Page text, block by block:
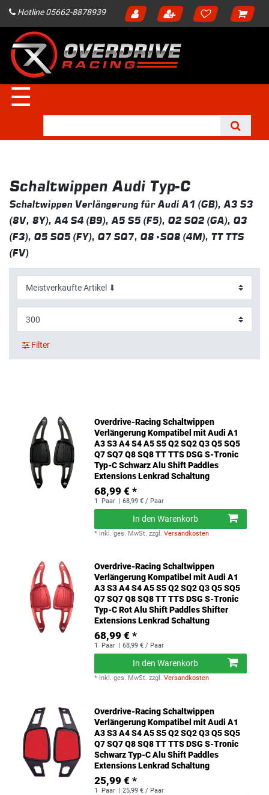
Hotline 05662-8878939
☰
Schaltwippen Audi Typ-C
Schaltwippen Verlängerung für Audi A1 (GB), A3 S3
(8V, 8Y), A4 S4 (B9), A5 S5 (F5), Q2 SQ2 (GA), Q3
(F3), Q5 SQ5 (FY), Q7 SQ7, Q8 SQ8 (4M), TT TTS
(FV)
Filter
Overdrive-Racing Schaltwippen
Verlängerung Kompatibel mit Audi A1
A3 S3 A4 S4 A5 S5 Q2 SQ2 Q3 Q5 SQ5
Q7 SQ7 Q8 SQ8 TT TTS DSG S-Tronic
Typ-C Schwarz Alu Shift Paddles
Extensions Lenkrad Schaltung
68,99 € *
1 Paar | 68,99 € / Paar
In den Warenkorb
* inkl. ges. MwSt. zzgl.Versandkosten
Overdrive-Racing Schaltwippen
Verlängerung Kompatibel mit Audi A1
A3 S3 A4 S4 A5 S5 Q2 SQ2 Q3 Q5 SQ5
Q7 SQ7 Q8 SQ8 TT TTS DSG S-Tronic
Typ-C Rot Alu Shift Paddles Shifter
Extensions Lenkrad Schaltung
68,99 € *
1 Paar | 68,99 € / Paar
In den Warenkorb
* inkl. ges. MwSt. zzgl.Versandkosten
Overdrive-Racing Schaltwippen
Verlängerung Kompatibel mit Audi A1
A3 S3 A4 S4 A5 S5 Q2 SQ2 Q3 Q5 SQ5
Q7 SQ7 Q8 SQ8 TT TTS DSG S-Tronic
Schwarz Typ-C Alu Shift Paddles
Extensions Lenkrad Schaltung
25,99 € *
1 Paar | 25,99 € / Paar